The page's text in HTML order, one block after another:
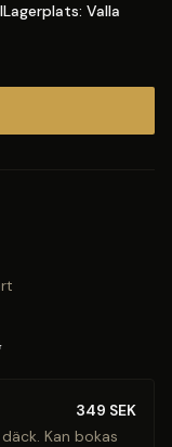
Valla
349 SEK
Kan bokas